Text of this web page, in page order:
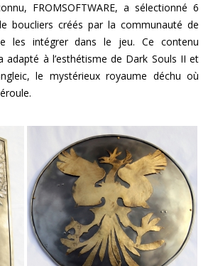
FROMSOFTWARE, a sélectionné 6
boucliers créés par la communauté de
les intégrer dans le jeu. Ce contenu
adapté à l’esthétisme de Dark Souls II et
le mystérieux royaume déchu où